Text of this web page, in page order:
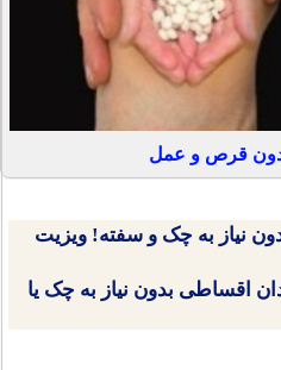
قرص و عمل
نیاز به چک و سفته! ویزیت
اقساطی بدون نیاز به چک یا